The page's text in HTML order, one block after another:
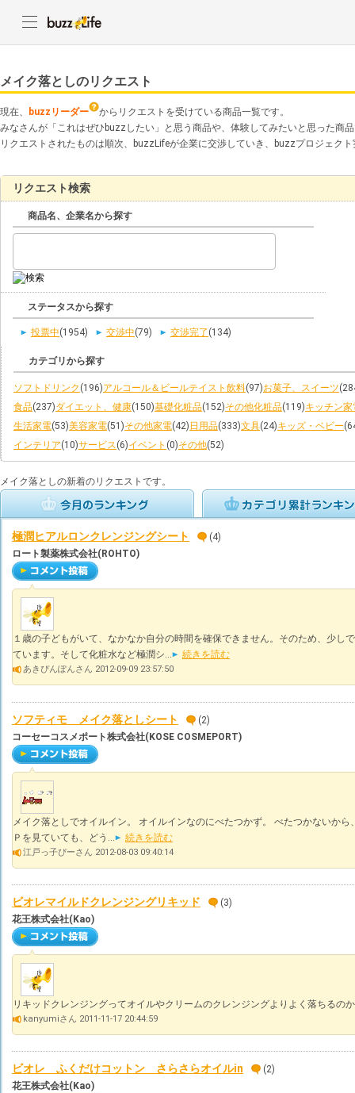
メイク落としのリクエスト
現在、 buzzリーダー
からリクエストを受けている商品一覧です。
みなさんが「これはぜひbuzzしたい」と思う商品や、体験してみたいと思った商
リクエストされたものは順次、buzzLifeが企業に交渉していき、buzzプロジェク
リクエスト検索
商品名、企業名から探す
ステータスから探す
投票中(1954) 交渉中(79) 交渉完了 (134)
カテゴリから探す
ソフトドリンク (196)アルコール＆ビールテイスト飲料(97)お菓子、スイーツ
食品(237)ダイエット、健康(150)基礎化粧品(152)その他化粧品(119)キッチン家
生活家電(53)美容家電(51)その他家電(42) 日用品(333)文具(24)キッズ・ベビー
インテリア(10)サービス(6)イベント (0)その他(52)
メイク落としの新着のリクエストです。
極潤ヒアルロンクレンジングシート
(4)
ロート製薬株式会社(ROHTO)
１歳の子どもがいて、なかなか自分の時間を確保できません。そのため、少し
ています。そして化粧水など極潤シ...
続きを読む
あきぴんぽんさん 2012-09-09 23:57:50
ソフティモ メイク落としシート
(2)
コーセーコスメポート株式会社(KOSE COSMEPORT)
メイク落としでオイルイン。 オイルインなのにべたつかず。 べたつかないか
Ｐを見ていても、どう...
続きを読む
江戸っ子ぴーさん 2012-08-03 09:40:14
ビオレマイルドクレンジングリキッド
(3)
花王株式会社(Kao)
リキッドクレンジングってオイルやクリームのクレンジングよりよく落ちるの
kanyumiさん 2011-11-17 20:44:59
ビオレ ふくだけコットン さらさらオイルin
(2)
花王株式会社(Kao)